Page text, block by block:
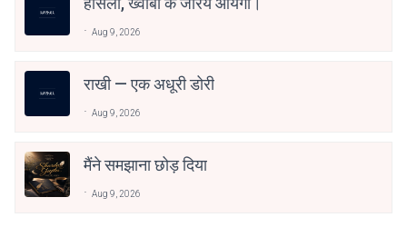
Aug 9, 2026
राखी — एक अधूरी डोरी
Aug 9, 2026
मैंने समझाना छोड़ दिया
Aug 9, 2026